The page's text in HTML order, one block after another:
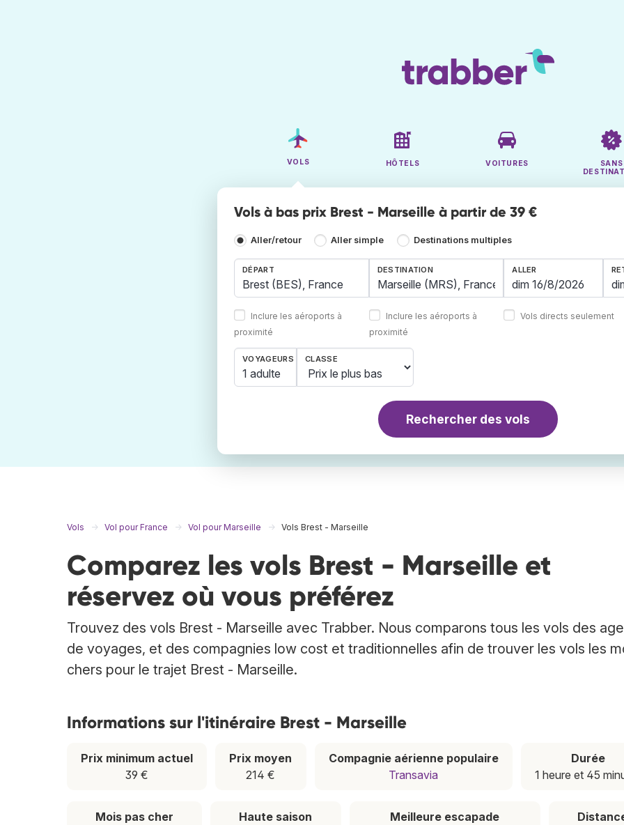
VOLS HÔTELS VOITURES
SANS
Vols à bas prix Brest - Marseille à partir de 39 €
Aller/retour Aller simple Destinations multiples
DÉPART
Inclure les aéroports à
proximité
DESTINATION
Inclure les aéroports à
proximité
ALLER
Vols directs seulement
VOYAGEURS
1 adulte
CLASSE
Rechercher des vols
Vols Vol pour France Vol pour Marseille Vols Brest - Marseille
Comparez les vols Brest - Marseille et
réservez où vous préférez
Trouvez des vols Brest - Marseille avec Trabber. Nous comparons tous les vols des
de voyages, et des compagnies low cost et traditionnelles afin de trouver les vols les
chers pour le trajet Brest - Marseille.
Informations sur l'itinéraire Brest - Marseille
Prix minimum actuel
39 €
Prix moyen
214 €
Compagnie aérienne populaire
Transavia
Durée
1 heure et 45
Mois pas cher
Haute saison
Meilleure escapade